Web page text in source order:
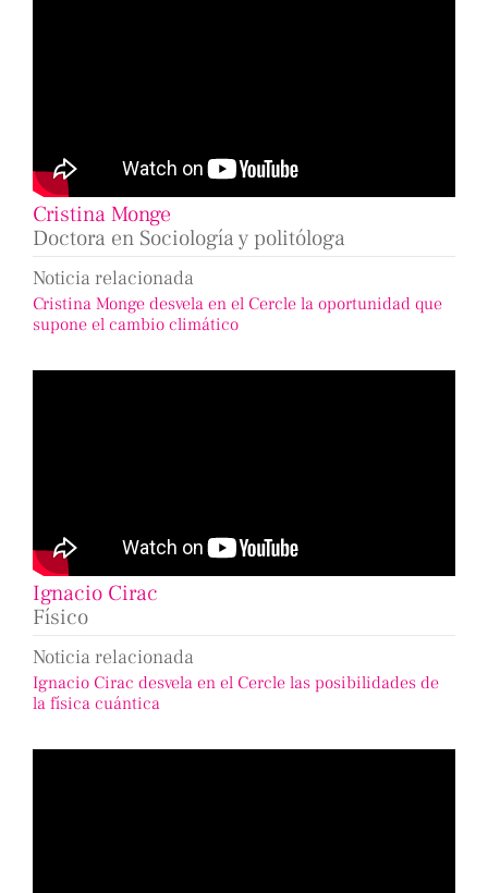
Cristina Monge
Doctora en Sociología y politóloga
Noticia relacionada
Cristina Monge desvela en el Cercle la oportunidad que
supone el cambio climático
Ignacio Cirac
Físico
Noticia relacionada
Ignacio Cirac desvela en el Cercle las posibilidades de
la física cuántica